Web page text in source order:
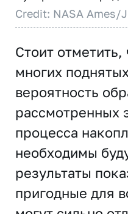
Credit: NASA Ames/
Стоит
многих
вероятность
рассмотренных
процесса
необходимы
результаты
пригодные для